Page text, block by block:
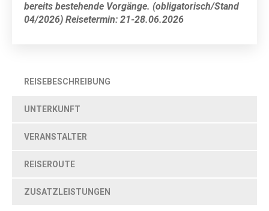
bereits bestehende Vorgänge. (obligatorisch/Stand
04/2026) Reisetermin: 21-28.06.2026
REISEBESCHREIBUNG
UNTERKUNFT
VERANSTALTER
REISEROUTE
ZUSATZLEISTUNGEN